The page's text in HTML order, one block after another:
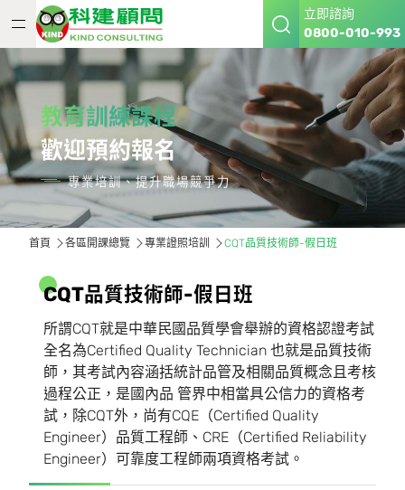
立即諮詢
0800-010-993
教育訓練課程
歡迎預約報名
專業培訓、提升職場競爭力
首頁 各區開課總覽 專業證照培訓 CQT品質技術師-假日班
CQT品質技術師-假 日 班
所謂CQT就是中華民國品質學會舉辦的資格認證考試
全名為Certified Quality Technician 也就是品質技術
師，其考試內容涵括統計品管及相關品質概念且考核
過程公正，是國內品 管界中相當具公信力的資格考
試，除CQT外，尚有CQE（Certified Quality
Engineer）品質工程師、CRE（Certified Reliability
Engineer）可靠度工程師兩項資格考試。